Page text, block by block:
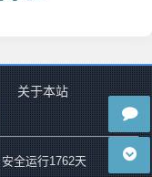
关于本站
全运行1762天